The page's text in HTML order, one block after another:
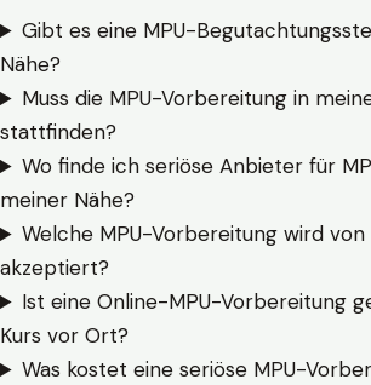
Gibt es eine MPU-
Nähe?
Muss die MPU-Vorbereitung in
stattfinden?
Wo finde ich seriöse Anbieter für
meiner Nähe?
Welche MPU-Vorbereitung wird
akzeptiert?
Ist eine Online-MPU-Vorbereitung
Kurs vor Ort?
Was kostet eine seriöse MPU-